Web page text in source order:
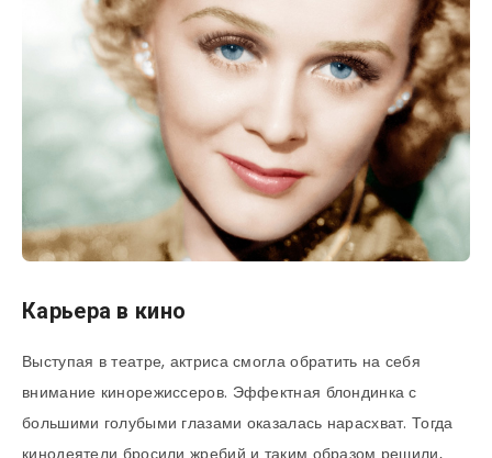
Карьера в кино
Выступая в театре, актриса смогла обратить на себя
внимание кинорежиссеров. Эффектная блондинка с
большими голубыми глазами оказалась нарасхват. Тогда
кинодеятели бросили жребий и таким образом решили,